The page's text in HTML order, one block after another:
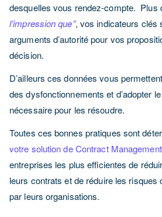
desquelles vous rendez-compte. Plus
l’impression que”, vos indicateurs clés
arguments d’autorité pour vos
décision.
D’ailleurs ces données vous
des dysfonctionnements et d’adopter le
nécessaire pour les résoudre.
Toutes ces bonnes pratiques sont
votre solution de Contract
entreprises les plus efficientes de
leurs contrats et de réduire les risques
par leurs organisations.